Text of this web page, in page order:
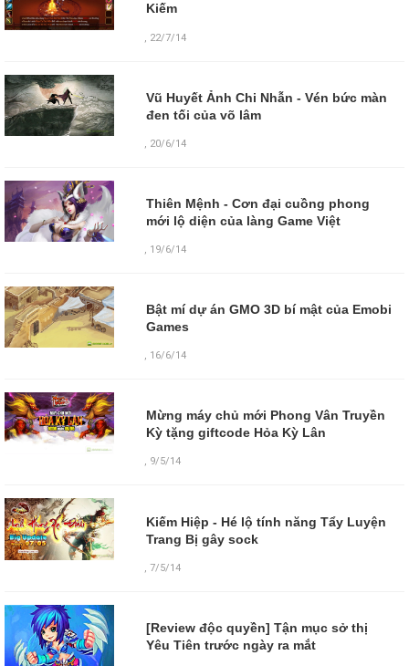
Kiếm
22/7/14
Vũ Huyết Ảnh Chi Nhẫn - Vén bức màn
đen tối của võ lâm
, 20/6/14
Thiên Mệnh - Cơn đại cuồng phong
mới lộ diện của làng Game Việt
, 19/6/14
Bật mí dự án GMO 3D bí mật của Emobi
Games
, 16/6/14
Mừng máy chủ mới Phong Vân Truyền
Kỳ tặng giftcode Hỏa Kỳ Lân
, 9/5/14
Kiếm Hiệp - Hé lộ tính năng Tẩy Luyện
Trang Bị gây sock
,7/5/14
[Review độc quyền] Tận mục sở thị
Yêu Tiên trước ngày ra mắt